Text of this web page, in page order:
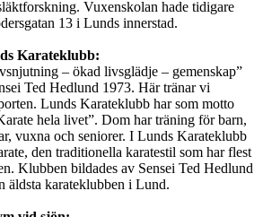
Vuxenskolan hade tidigare
13 i Lunds innerstad.
Karateklubb:
– ökad livsglädje – gemenskap”
Ted Hedlund 1973. Här tränar vi
Lunds Karateklubb har som motto
hela livet”. Dom har träning för barn,
vuxna och seniorer. I Lunds Karateklubb
den traditionella karatestil som har flest
Klubben bildades av Sensei Ted Hedlund
äldsta karateklubben i Lund.